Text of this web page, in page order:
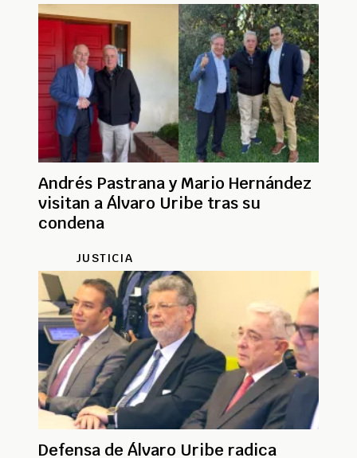
Andrés Pastrana y Mario Hernández
visitan a Álvaro Uribe tras su
condena
JUSTICIA
Defensa de Álvaro Uribe radica